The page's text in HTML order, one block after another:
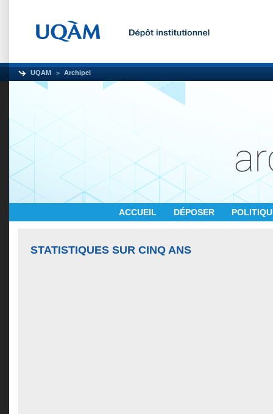
UQAM Archipel
ACCUEIL DÉPOSER
STATISTIQUES SUR CINQ ANS